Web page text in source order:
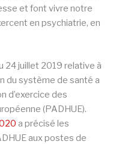
et font vivre notre
en psychiatrie, en
24 juillet 2019 relative à
du système de santé a
d’exercice des
(PADHUE).
a précisé les
aux postes de